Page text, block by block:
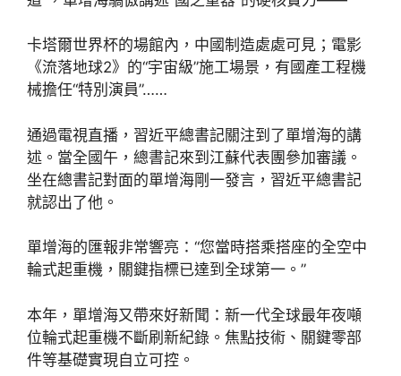
卡塔爾世界杯的場館內，中國制造處處可見；電影
《流落地球2》的“宇宙級”施工場景，有國產工程機
械擔任“特別演員”……
通過電視直播，習近平總書記關注到了單增海的講
述。當全國午，總書記來到江蘇代表團參加審議。
坐在總書記對面的單增海剛一發言，習近平總書記
就認出了他。
單增海的匯報非常響亮：“您當時搭乘搭座的全空中
輪式起重機，關鍵指標已達到全球第一。”
本年，單增海又帶來好新聞：新一代全球最年夜噸
位輪式起重機不斷刷新紀錄。焦點技術、關鍵零部
件等基礎實現自立可控。